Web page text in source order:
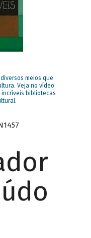
meios que
Veja no vídeo
incríveis bibliotecas